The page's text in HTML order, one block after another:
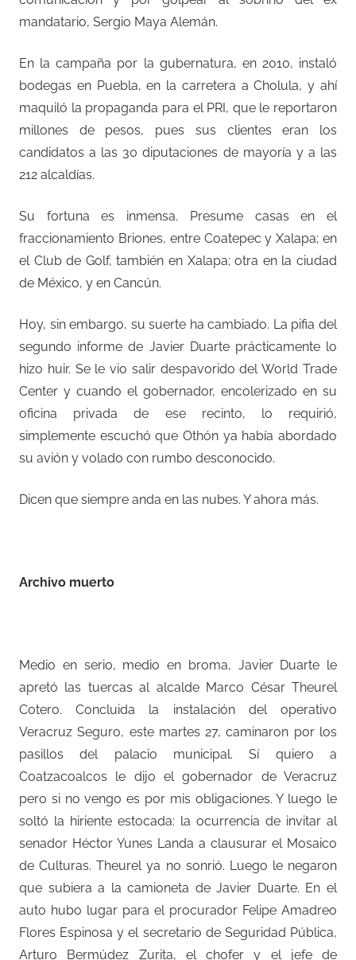
mandatario, Sergio Maya Alemán.
En la campaña por la gubernatura, en 2010, instaló
bodegas en Puebla, en la carretera a Cholula, y ahí
maquiló la propaganda para el PRI, que le reportaron
millones de pesos, pues sus clientes eran los
candidatos a las 30 diputaciones de mayoría y a las
212 alcaldías.
Su fortuna es inmensa. Presume casas en el
fraccionamiento Briones, entre Coatepec y Xalapa; en
el Club de Golf, también en Xalapa; otra en la ciudad
de México, y en Cancún.
Hoy, sin embargo, su suerte ha cambiado. La pifia del
segundo informe de Javier Duarte prácticamente lo
hizo huir. Se le vio salir despavorido del World Trade
Center y cuando el gobernador, encolerizado en su
oficina privada de ese recinto, lo requirió,
simplemente escuchó que Othón ya había abordado
su avión y volado con rumbo desconocido.
Dicen que siempre anda en las nubes. Y ahora más.
Archivo muerto
Medio en serio, medio en broma, Javier Duarte le
apretó las tuercas al alcalde Marco César Theurel
Cotero. Concluida la instalación del operativo
Veracruz Seguro, este martes 27, caminaron por los
pasillos del palacio municipal. Sí quiero a
Coatzacoalcos le dijo el gobernador de Veracruz
pero si no vengo es por mis obligaciones. Y luego le
soltó la hiriente estocada: la ocurrencia de invitar al
senador Héctor Yunes Landa a clausurar el Mosaico
de Culturas. Theurel ya no sonrió. Luego le negaron
que subiera a la camioneta de Javier Duarte. En el
auto hubo lugar para el procurador Felipe Amadreo
Flores Espinosa y el secretario de Seguridad Pública,
Arturo Bermúdez Zurita, el chofer y el jefe de